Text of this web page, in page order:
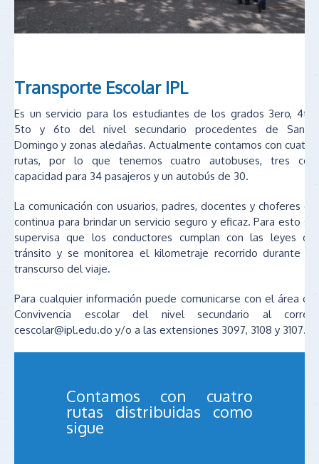
Transporte Escolar IPL
Es un servicio para los estudiantes de los grados 3ero, 4to,
5to y 6to del nivel secundario procedentes de Santo
Domingo y zonas aledañas. Actualmente contamos con cuatro
rutas, por lo que tenemos cuatro autobuses, tres con
capacidad para 34 pasajeros y un autobús de 30.
La comunicación con usuarios, padres, docentes y choferes es
continua para brindar un servicio seguro y eficaz. Para esto se
supervisa que los conductores cumplan con las leyes de
tránsito y se monitorea el kilometraje recorrido durante el
transcurso del viaje.
Para cualquier información puede comunicarse con el área de
Convivencia escolar del nivel secundario al correo
cescolar@ipl.edu.do y/o a las extensiones 3097, 3108 y 3107.
Contamos con cuatro
rutas distribuidas como
sigue